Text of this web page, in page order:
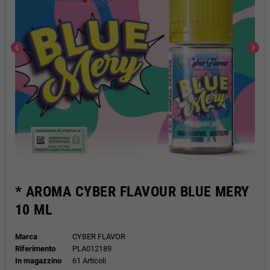
chevron_left chevron_right
* AROMA CYBER FLAVOUR BLUE MERY
10 ML
Marca
CYBER FLAVOR
Riferimento
PLA012189
In magazzino
61 Articoli